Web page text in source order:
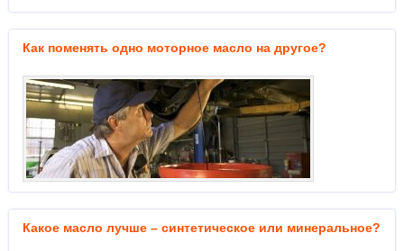
Как поменять одно моторное масло на другое?
Какое масло лучше – синтетическое или минеральное?